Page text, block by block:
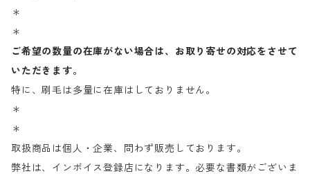
＊
＊
ご希望の数量の在庫がない場合は、お取り寄せの対応をさせて
いただきます。
特に、刷毛は多量に在庫はしておりません。
＊
＊
取扱商品は個人・企業、問わず販売しております。
弊社は、インボイス登録店になります。必要な書類がございま